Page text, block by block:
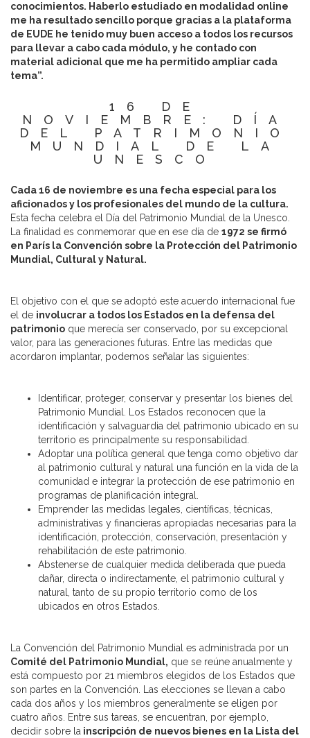
conocimientos. Haberlo estudiado en modalidad online
me ha resultado sencillo porque gracias a la plataforma
de EUDE he tenido muy buen acceso a todos los recursos
para llevar a cabo cada módulo, y he contado con
material adicional que me ha permitido ampliar cada
tema”.
16 DE
NOVIEMBRE: DÍA
DEL PATRIMONIO
MUNDIAL DE LA
UNESCO
Cada 16 de noviembre es una fecha especial para los
aficionados y los profesionales del mundo de la cultura.
Esta fecha celebra el Día del Patrimonio Mundial de la Unesco.
La finalidad es conmemorar que en ese día de 1972 se firmó
en París la Convención sobre la Protección del Patrimonio
Mundial, Cultural y Natural.
El objetivo con el que se adoptó este acuerdo internacional fue
el de involucrar a todos los Estados en la defensa del
patrimonio que merecía ser conservado, por su excepcional
valor, para las generaciones futuras. Entre las medidas que
acordaron implantar, podemos señalar las siguientes:
Identificar, proteger, conservar y presentar los bienes del
Patrimonio Mundial. Los Estados reconocen que la
identificación y salvaguardia del patrimonio ubicado en su
territorio es principalmente su responsabilidad.
Adoptar una política general que tenga como objetivo dar
al patrimonio cultural y natural una función en la vida de la
comunidad e integrar la protección de ese patrimonio en
programas de planificación integral.
Emprender las medidas legales, científicas, técnicas,
administrativas y financieras apropiadas necesarias para la
identificación, protección, conservación, presentación y
rehabilitación de este patrimonio.
Abstenerse de cualquier medida deliberada que pueda
dañar, directa o indirectamente, el patrimonio cultural y
natural, tanto de su propio territorio como de los
ubicados en otros Estados.
La Convención del Patrimonio Mundial es administrada por un
Comité del Patrimonio Mundial, que se reúne anualmente y
está compuesto por 21 miembros elegidos de los Estados que
son partes en la Convención. Las elecciones se llevan a cabo
cada dos años y los miembros generalmente se eligen por
cuatro años. Entre sus tareas, se encuentran, por ejemplo,
decidir sobre la inscripción de nuevos bienes en la Lista del